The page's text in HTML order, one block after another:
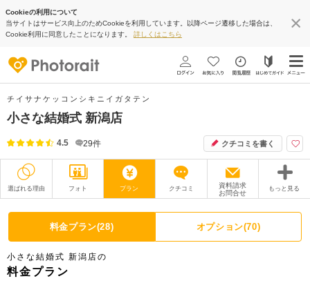
Cookieの利用について
当サイトはサービス向上のためCookieを利用しています。以降ページ遷移した場合は、
Cookie利用に同意したことになります。 詳しくはこちら
チイサナケッコンシキニイガタテン
小さな結婚式 新潟店
4.5 29件 クチコミを書く
選ばれる理由 フォト プラン クチコミ
資料請求
お問合せ
もっと見る
撮影レポート フォトグラファー
衣装 ムービー
オプション
料金プラン(28) オプション(70)
小さな結婚式 新潟店の
料金プラン